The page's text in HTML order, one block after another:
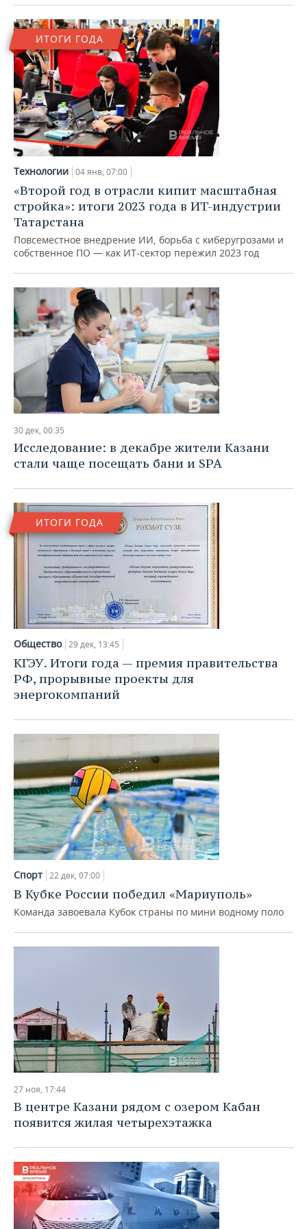
ХОККЕЙ С МЯЧОМ
ПРОИСШЕСТВИЯ
ИТОГИ ГОДА
Технологии 04 янв, 07:00
«Второй год в отрасли кипит масштабная
стройка»: итоги 2023 года в ИT-индустрии
Татарстана
Повсеместное внедрение ИИ, борьба с киберугрозами и
собственное ПО — как ИТ-сектор пережил 2023 год
30 дек, 00:35
Исследование: в декабре жители Казани
стали чаще посещать бани и SPA
ИТОГИ ГОДА
Общество 29 дек, 13:45
КГЭУ. Итоги года — премия правительства
РФ, прорывные проекты для
энергокомпаний
Спорт 22 дек, 07:00
В Кубке России победил «Мариуполь»
Команда завоевала Кубок страны по мини водному поло
27 ноя, 17:44
В центре Казани рядом с озером Кабан
появится жилая четырехэтажка